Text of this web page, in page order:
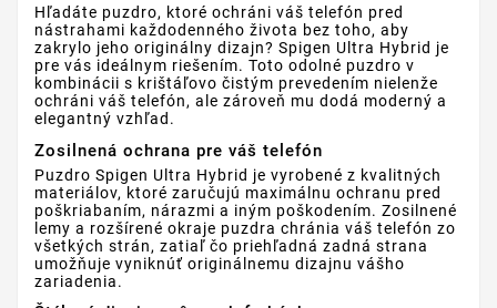
Hľadáte puzdro, ktoré ochráni váš telefón pred
nástrahami každodenného života bez toho, aby
zakrylo jeho originálny dizajn? Spigen Ultra Hybrid je
pre vás ideálnym riešením. Toto odolné puzdro v
kombinácii s krištáľovo čistým prevedením nielenže
ochráni váš telefón, ale zároveň mu dodá moderný a
elegantný vzhľad.
Zosilnená ochrana pre váš telefón
Puzdro Spigen Ultra Hybrid je vyrobené z kvalitných
materiálov, ktoré zaručujú maximálnu ochranu pred
poškriabaním, nárazmi a iným poškodením. Zosilnené
lemy a rozšírené okraje puzdra chránia váš telefón zo
všetkých strán, zatiaľ čo priehľadná zadná strana
umožňuje vyniknúť originálnemu dizajnu vášho
zariadenia.